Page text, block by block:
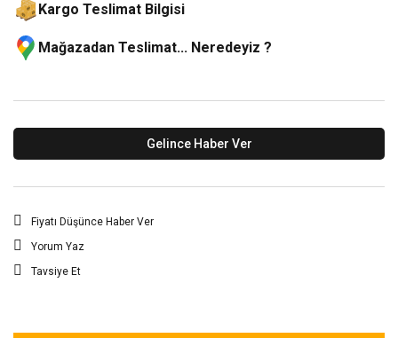
Kargo Teslimat Bilgisi
Mağazadan Teslimat... Neredeyiz ?
Gelince Haber Ver
Fiyatı Düşünce Haber Ver
Yorum Yaz
Tavsiye Et